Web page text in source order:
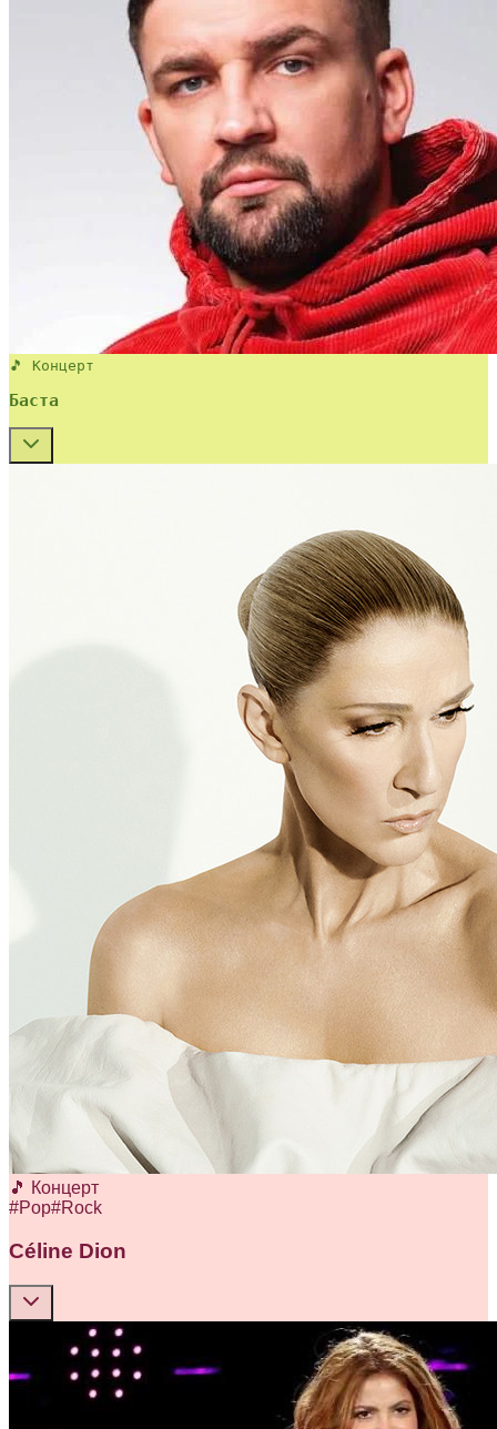
🎵 Концерт
Баста
🎵 Концерт
#Pop#Rock
Céline Dion